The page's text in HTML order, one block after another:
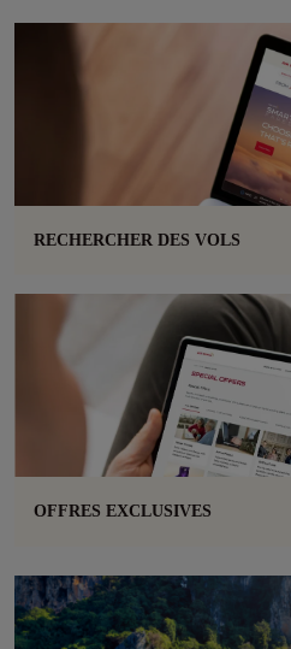
RECHERCHER DES VOLS
OFFRES EXCLUSIVES